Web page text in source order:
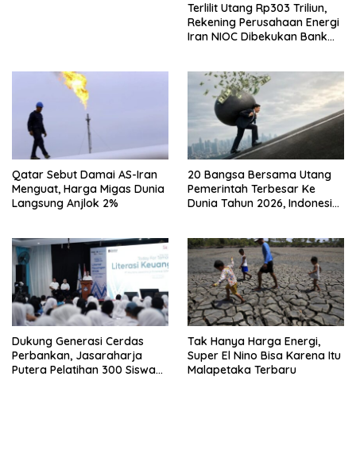
Terlilit Utang Rp303 Triliun,
Rekening Perusahaan Energi
Iran NIOC Dibekukan Bank
Qatar Sebut Damai AS-Iran
Menguat, Harga Migas Dunia
Langsung Anjlok 2%
20 Bangsa Bersama Utang
Pemerintah Terbesar Ke
Dunia Tahun 2026, Indonesia
Dukung Generasi Cerdas
Perbankan, Jasaraharja
Putera Pelatihan 300 Siswa
Tak Hanya Harga Energi,
Super El Nino Bisa Karena Itu
Malapetaka Terbaru